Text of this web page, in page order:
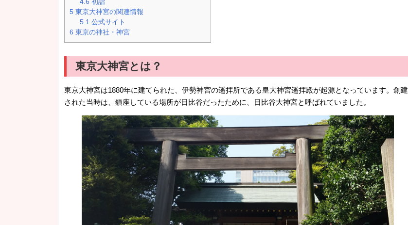
4.6 初詣
5 東京大神宮の関連情報
5.1 公式サイト
6 東京の神社・神宮
東京大神宮とは？
東京大神宮は1880年に建てられた、伊勢神宮の遥拝所である皇大神宮遥拝殿が起源となっています。創建
された当時は、鎮座している場所が日比谷だったために、日比谷大神宮と呼ばれていました。